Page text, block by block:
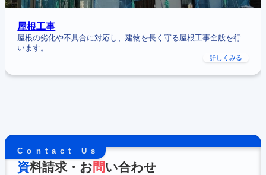
屋根工事
屋根の劣化や不具合に対応し、建物を長く守る屋根工事全般を行
います。
詳しくみる
屋
Contact Us
資料請求・お問い合わせ